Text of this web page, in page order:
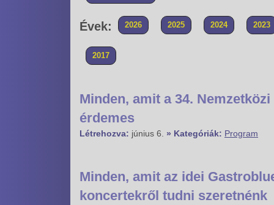
Évek: 2026 2025 2024 2023
2017
Minden, amit a 34.
érdemes
Létrehozva: június 6. » Kategóriák: Program
Minden, amit az idei
koncertekről tudni szeretnénk